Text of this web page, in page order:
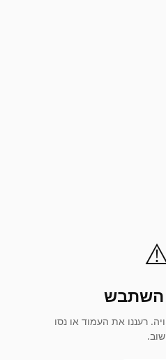
השתבש
רעננו את העמוד או נסו
שוב.